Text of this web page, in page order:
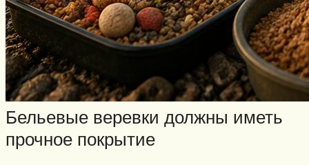
Бельевые веревки должны иметь
прочное покрытие